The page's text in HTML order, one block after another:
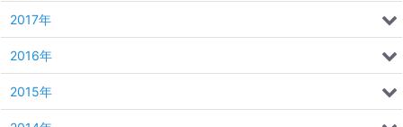
2017年
2016年
2015年